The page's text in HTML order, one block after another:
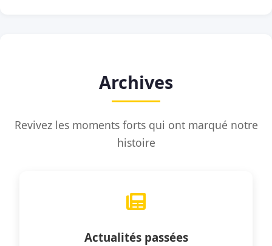
Archives
Revivez les moments forts qui ont marqué notre
histoire
Actualités passées